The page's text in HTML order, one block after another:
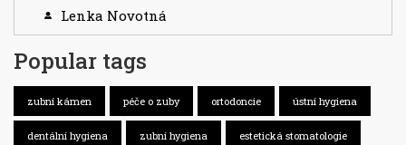
Lenka Novotná
Popular tags
zubní kámen péče o zuby ortodoncie ústní hygiena
dentální hygiena zubní hygiena estetická stomatologie